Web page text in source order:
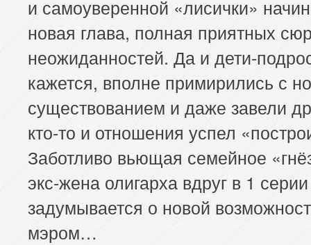
и самоуверенной «лисички»
новая глава, полная приятных
неожиданностей. Да и дети-
кажется, вполне примирились с
существованием и даже завели
кто-то и отношения успел
Заботливо вьющая семейное
экс-жена олигарха вдруг в 1
задумывается о новой
мэром…